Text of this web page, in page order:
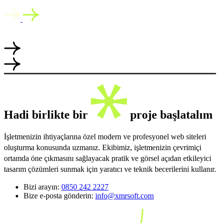
Hadi birlikte bir proje başlatalım
İşletmenizin ihtiyaçlarına özel modern ve profesyonel web siteleri
oluşturma konusunda uzmanız. Ekibimiz, işletmenizin çevrimiçi
ortamda öne çıkmasını sağlayacak pratik ve görsel açıdan etkileyici
tasarım çözümleri sunmak için yaratıcı ve teknik becerilerini kullanır.
Bizi arayın: 0850 242 2227
Bize e-posta gönderin: info@xmrsoft.com